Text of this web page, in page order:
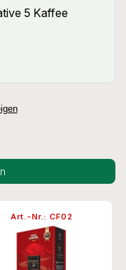
5 Kaffee
Art.-Nr.: CF02